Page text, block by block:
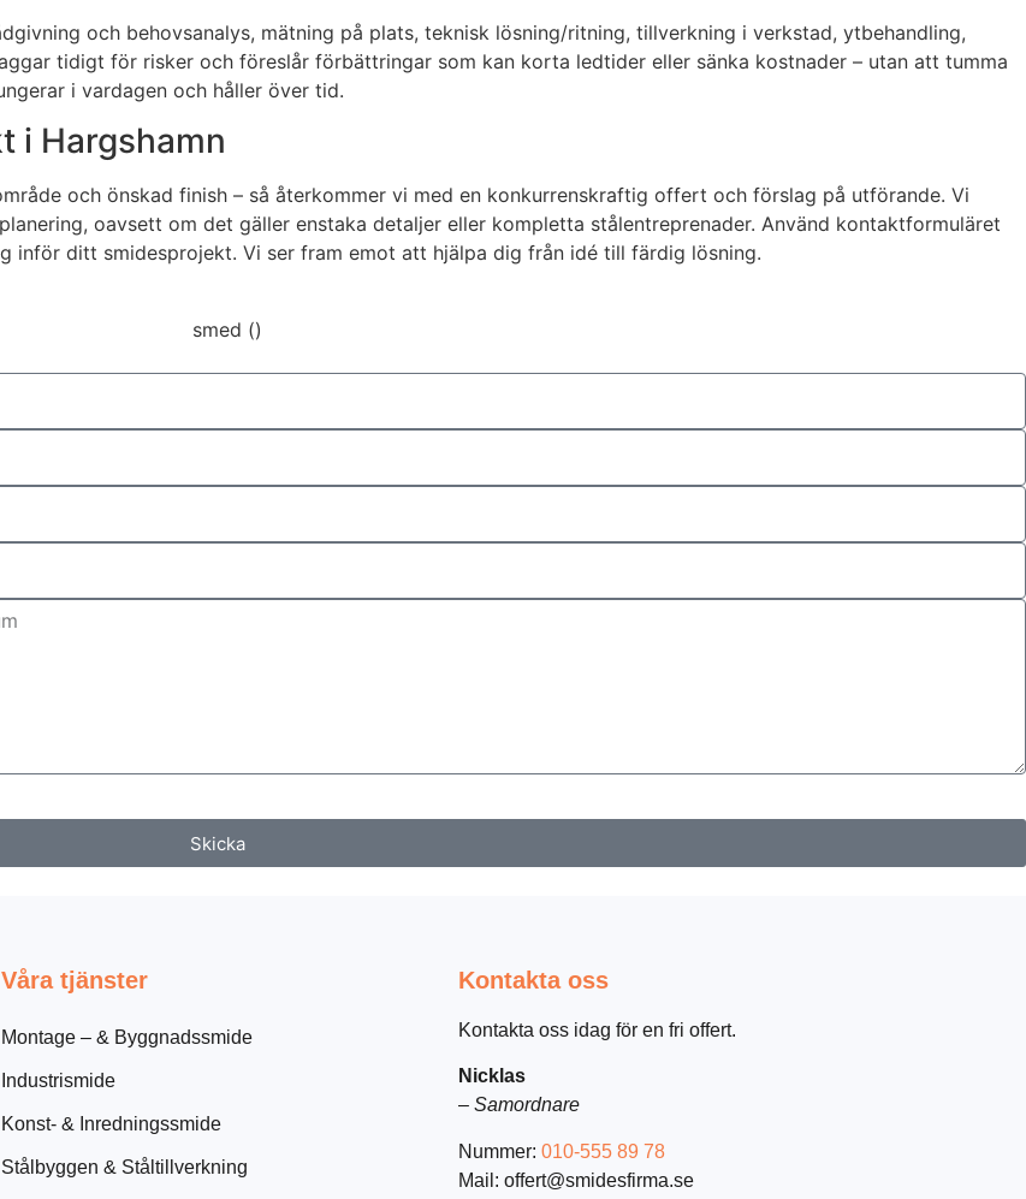
och behovsanalys, mätning på plats, teknisk lösning/ritning, tillverkning i verkstad, ytbehandling,
tidigt för risker och föreslår förbättringar som kan korta ledtider eller sänka kostnader – utan att tumma
i vardagen och håller över tid.
i Hargshamn
och önskad finish – så återkommer vi med en konkurrenskraftig offert och förslag på utförande. Vi
oavsett om det gäller enstaka detaljer eller kompletta stålentreprenader. Använd kontaktformuläret
ditt smidesprojekt. Vi ser fram emot att hjälpa dig från idé till färdig lösning.
Skicka
Våra tjänster
Montage – & Byggnadssmide
Industrismide
Konst- & Inredningssmide
Stålbyggen & Ståltillverkning
Kontakta oss
Kontakta oss idag för en fri offert.
Nicklas
– Samordnare
Nummer: 010-555 89 78
Mail: offert@smidesfirma.se